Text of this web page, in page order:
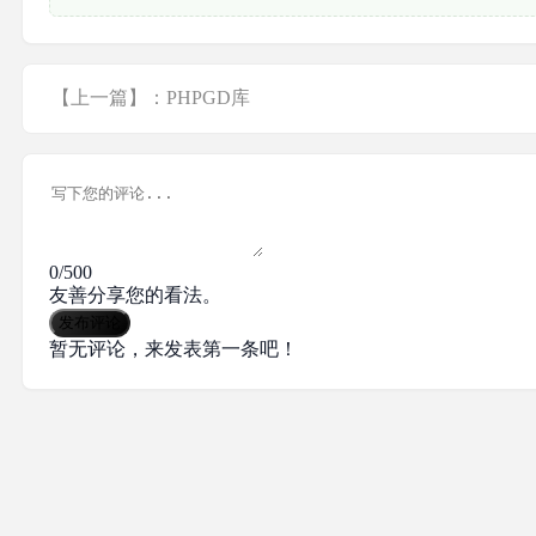
【上一篇】：PHPGD库
0/500
友善分享您的看法。
发布评论
暂无评论，来发表第一条吧！